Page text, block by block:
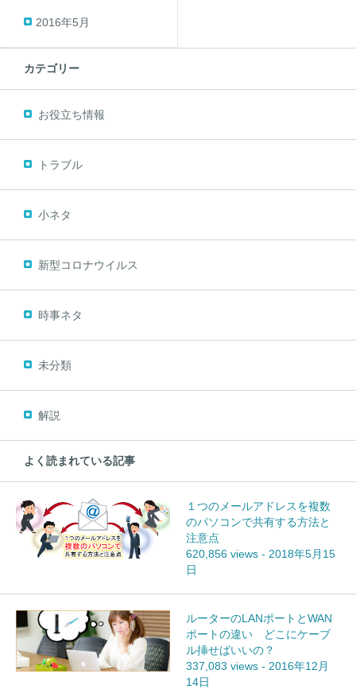
2016年5月
カテゴリー
お役立ち情報
トラブル
小ネタ
新型コロナウイルス
時事ネタ
未分類
解説
よく読まれている記事
１つのメールアドレスを複数
のパソコンで共有する方法と
注意点
620,856 views - 2018年5月15
日
ルーターのLANポートとWAN
ポートの違い どこにケーブ
ル挿せばいいの？
337,083 views - 2016年12月
14日